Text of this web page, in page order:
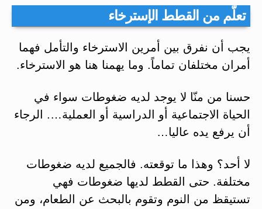
تعلّم من القطط الإسترخاء
يجب أن نفرق بين أمرين الاسترخاء والتأمل فهما
أمران مختلفان تماماً. وما يهمنا هنا هو الاسترخاء.
حسنا من منّا لا يوجد لديه ضغوطات سواء في
الحياة الاجتماعية أو الدراسية أو العملية…. الرجاء
أن يرفع يده عاليا…
لا أحد؟ وهذا ما توقعته. فالجميع لديه ضغوطات
مختلفة. حتى القطط لديها ضغوطات فهي
تستيقظ من النوم وتقوم بالبحث عن الطعام، ومن